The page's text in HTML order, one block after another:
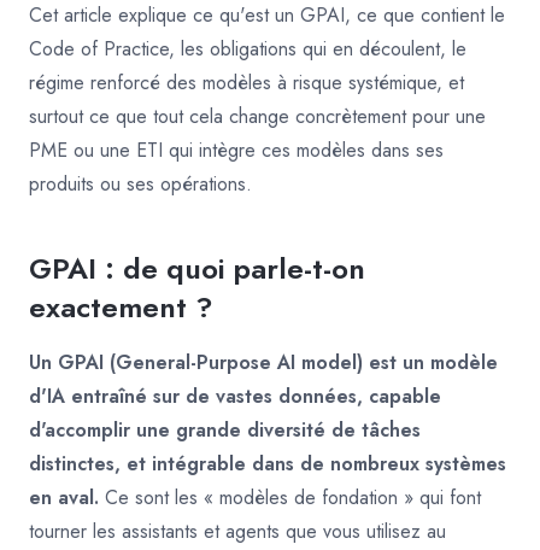
Cet article explique ce qu'est un GPAI, ce que contient le
Code of Practice, les obligations qui en découlent, le
régime renforcé des modèles à risque systémique, et
surtout ce que tout cela change concrètement pour une
PME ou une ETI qui intègre ces modèles dans ses
produits ou ses opérations.
GPAI : de quoi parle-t-on
exactement ?
Un GPAI (General-Purpose AI model) est un modèle
d'IA entraîné sur de vastes données, capable
d'accomplir une grande diversité de tâches
distinctes, et intégrable dans de nombreux systèmes
en aval. Ce sont les « modèles de fondation » qui font
tourner les assistants et agents que vous utilisez au